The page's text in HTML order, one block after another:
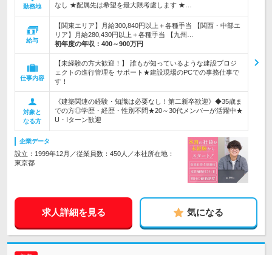
勤務地
なし ★配属先は希望を最大限考慮します ★…
給与
【関東エリア】月給300,840円以上＋各種手当 【関西・中部エ
リア】月給280,430円以上＋各種手当 【九州…
初年度の年収： 400～900万円
仕事内容
【未経験の方大歓迎！】 誰もが知っているような建設プロジ
ェクトの進行管理を サポート★建設現場のPCでの事務仕事で
す！
対象と
なる方
《建築関連の経験・知識は必要なし！第二新卒歓迎》◆35歳ま
での方◎学歴・経歴・性別不問★20～30代メンバーが活躍中★
U・Iターン歓迎
企業データ
設立：1999年12月／従業員数：450人／本社所在地：
東京都
求人詳細を見る 気になる